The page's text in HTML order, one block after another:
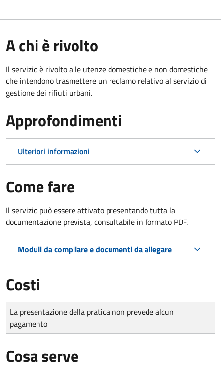
A chi è rivolto
Il servizio è rivolto alle utenze domestiche e non domestiche
che intendono trasmettere un reclamo relativo al servizio di
gestione dei rifiuti urbani.
Approfondimenti
Ulteriori informazioni
Come fare
Il servizio può essere attivato presentando tutta la
documentazione prevista, consultabile in formato PDF.
Moduli da compilare e documenti da allegare
Costi
Tipo di pagamento
Importo
La presentazione della pratica non prevede alcun
pagamento
Cosa serve